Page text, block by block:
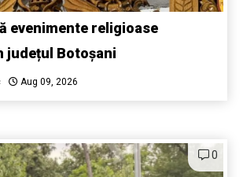
evenimente religioase
județul Botoșani
Aug 09, 2026
0